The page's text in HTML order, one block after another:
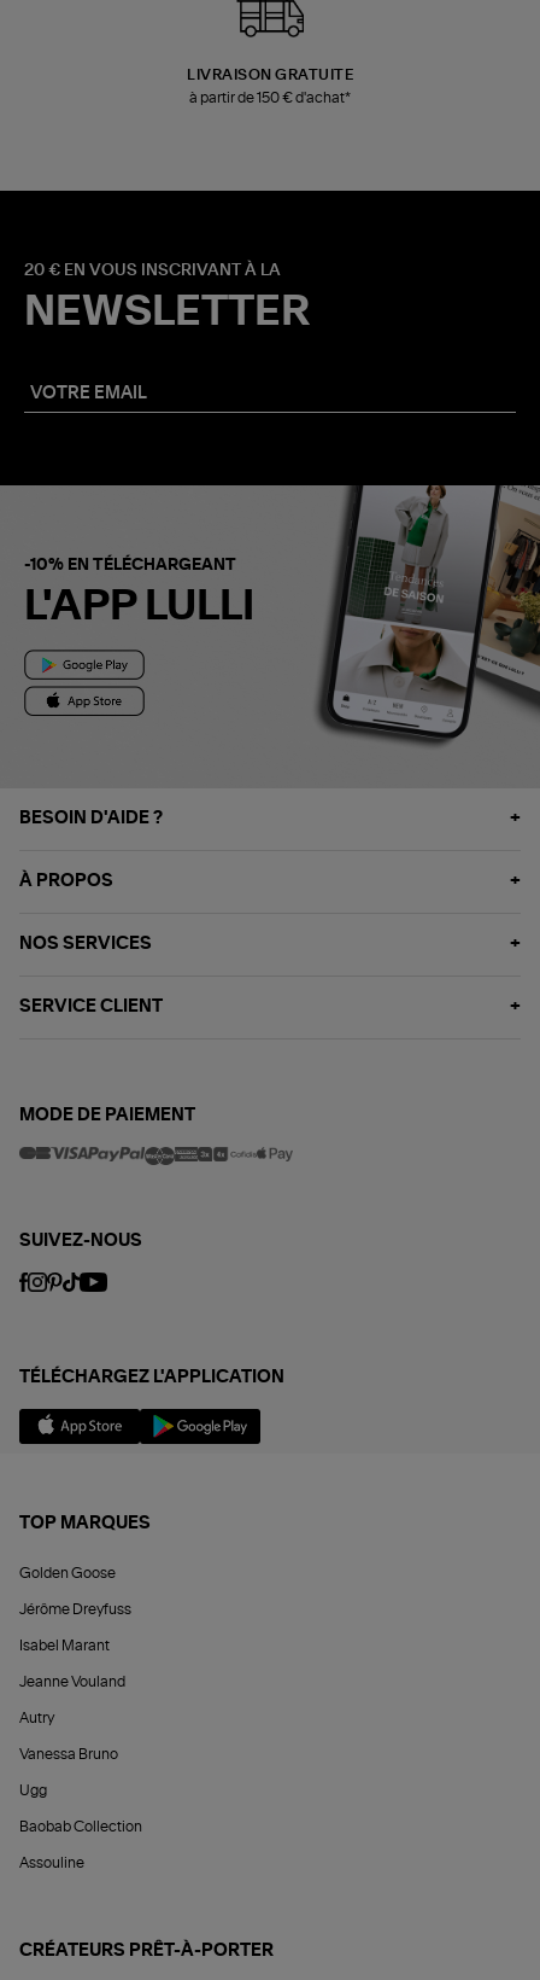
LIVRAISON GRATUITE
à partir de 150 € d'achat*
20 € EN VOUS INSCRIVANT À LA
NEWSLETTER
-10% EN TÉLÉCHARGEANT
L'APP LULLI
BESOIN D'AIDE ?
À PROPOS
NOS SERVICES
SERVICE CLIENT
MODE DE PAIEMENT
SUIVEZ-NOUS
TÉLÉCHARGEZ L'APPLICATION
TOP MARQUES
Golden Goose
Jérôme Dreyfuss
Isabel Marant
Jeanne Vouland
Autry
Vanessa Bruno
Ugg
Baobab Collection
Assouline
CRÉATEURS PRÊT-À-PORTER